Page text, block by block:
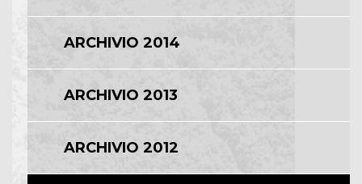
ARCHIVIO 2014
ARCHIVIO 2013
ARCHIVIO 2012